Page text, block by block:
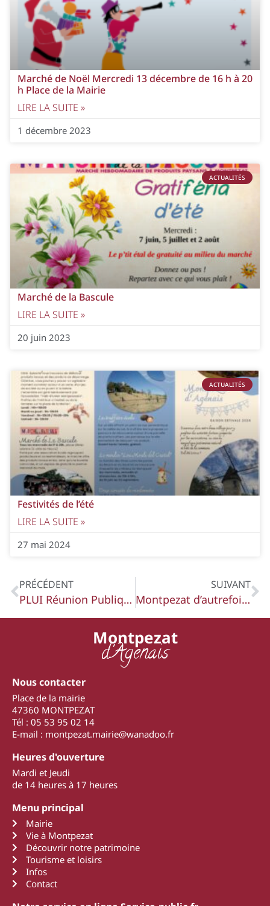
Marché de Noël Mercredi 13 décembre de 16 h à 20
h Place de la Mairie
LIRE LA SUITE »
1 décembre 2023
ACTUALITÉS
Marché de la Bascule
LIRE LA SUITE »
20 juin 2023
ACTUALITÉS
Festivités de l’été
LIRE LA SUITE »
27 mai 2024
PRÉCÉDENT
PLUI Réunion Publique de Présentation du Diagnostic Mardi 17 Octobre 18 h 30 Aiguillon
SUIVANT
Montpezat d’autrefois – article La Depêche
Montpezat
d'Agenais
Nous contacter
Place de la mairie
47360 MONTPEZAT
Tél : 05 53 95 02 14
E-mail : montpezat.mairie@wanadoo.fr
Heures d'ouverture
Mardi et Jeudi
de 14 heures à 17 heures
Menu principal
Mairie
Vie à Montpezat
Découvrir notre patrimoine
Tourisme et loisirs
Infos
Contact